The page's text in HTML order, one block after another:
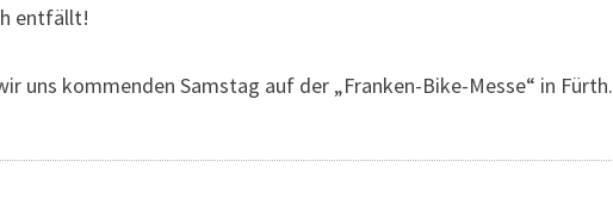
entfällt!
uns kommenden Samstag auf der „Franken-Bike-Messe“ in Fürth.